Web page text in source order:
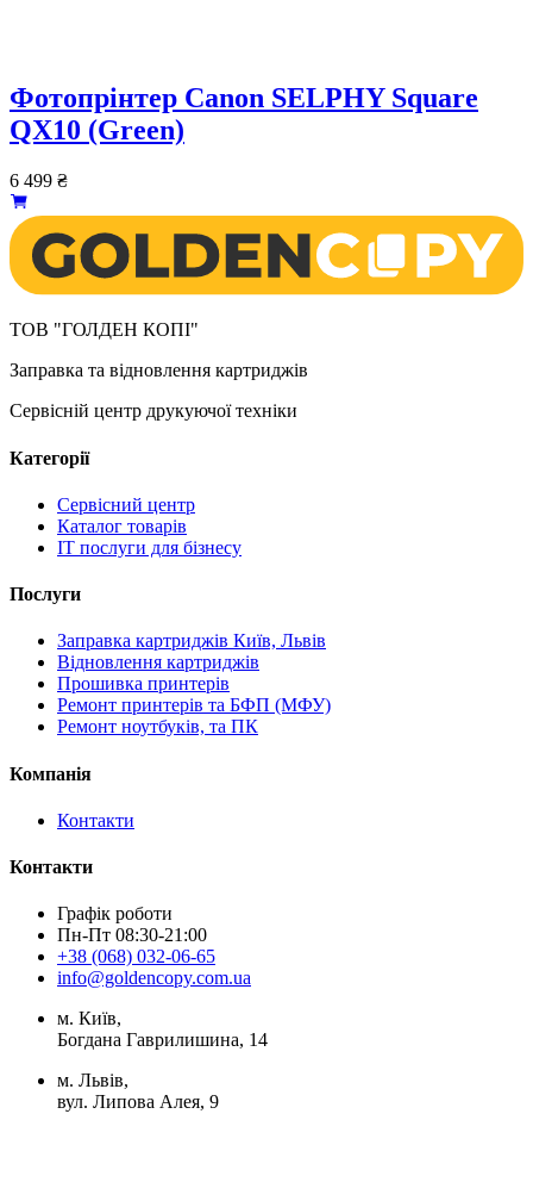
Фотопрінтер Canon SELPHY Square
QX10 (Green)
6 499 ₴
ТОВ "ГОЛДЕН КОПІ"
Заправка та відновлення картриджів
Сервісній центр друкуючої техніки
Категорії
Сервісний центр
Каталог товарів
IT послуги для бізнесу
Послуги
Заправка картриджів Київ, Львів
Відновлення картриджів
Прошивка принтерів
Ремонт принтерів та БФП (МФУ)
Ремонт ноутбуків, та ПК
Компанія
Контакти
Контакти
Графік роботи
Пн-Пт 08:30-21:00
+38 (068) 032-06-65
info@goldencopy.com.ua
м. Київ,
Богдана Гаврилишина, 14
м. Львів,
вул. Липова Алея, 9